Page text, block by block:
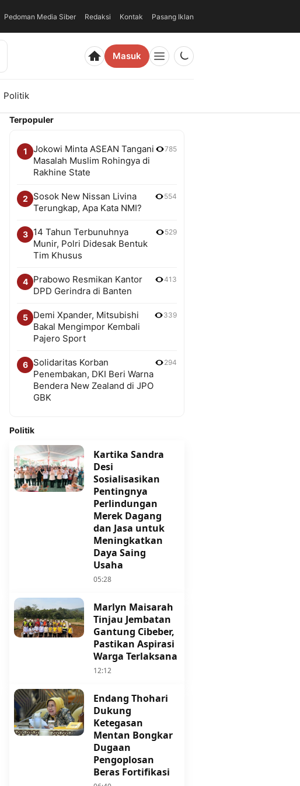
Pedoman Media Siber Redaksi Kontak Pasang Iklan
Masuk
Politik
Terpopuler
1
Jokowi Minta ASEAN Tangani
Masalah Muslim Rohingya di
Rakhine State
785
2
Sosok New Nissan Livina
Terungkap, Apa Kata NMI?
554
3
14 Tahun Terbunuhnya
Munir, Polri Didesak Bentuk
Tim Khusus
529
4
Prabowo Resmikan Kantor
DPD Gerindra di Banten
413
5
Demi Xpander, Mitsubishi
Bakal Mengimpor Kembali
Pajero Sport
339
6
Solidaritas Korban
Penembakan, DKI Beri Warna
Bendera New Zealand di JPO
GBK
294
Politik
Kartika Sandra
Desi
Sosialisasikan
Pentingnya
Perlindungan
Merek Dagang
dan Jasa untuk
Meningkatkan
Daya Saing
Usaha
05:28
Marlyn Maisarah
Tinjau Jembatan
Gantung Cibeber,
Pastikan Aspirasi
Warga Terlaksana
12:12
Endang Thohari
Dukung
Ketegasan
Mentan Bongkar
Dugaan
Pengoplosan
Beras Fortifikasi